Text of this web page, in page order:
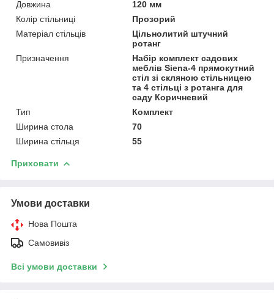
Довжина
120 мм
Колір стільниці
Прозорий
Матеріал стільців
Цільнолитий штучний
ротанг
Призначення
Набір комплект садових
меблів Siena-4 прямокутний
стіл зі скляною стільницею
та 4 стільці з ротанга для
саду Коричневий
Тип
Комплект
Ширина стола
70
Ширина стільця
55
Приховати
Умови доставки
Нова Пошта
Самовивіз
Всі умови доставки